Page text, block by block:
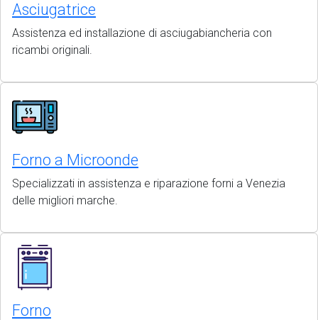
Asciugatrice
Assistenza ed installazione di asciugabiancheria con
ricambi originali.
Forno a Microonde
Specializzati in assistenza e riparazione forni a Venezia
delle migliori marche.
Forno